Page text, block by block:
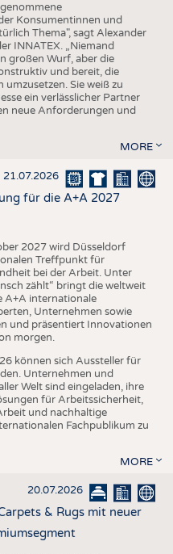
Konsumentinnen und
Thema", sagt Alexander
INNATEX. „Niemand
großen Wurf, aber die
und bereit, die
Sie weiß zu
ein verlässlicher Partner
neue Anforderungen und
MORE
21.07.2026
für die A+A 2027
2027 wird Düsseldorf
Treffpunkt für
bei der Arbeit. Unter
zählt“ bringt die weltweit
A+A internationale
Unternehmen sowie
und präsentiert Innovationen
morgen.
können sich Aussteller für
Unternehmen und
Welt sind eingeladen, ihre
für Arbeitssicherheit,
und nachhaltige
Fachpublikum zu
MORE
20.07.2026
& Rugs mit neuer